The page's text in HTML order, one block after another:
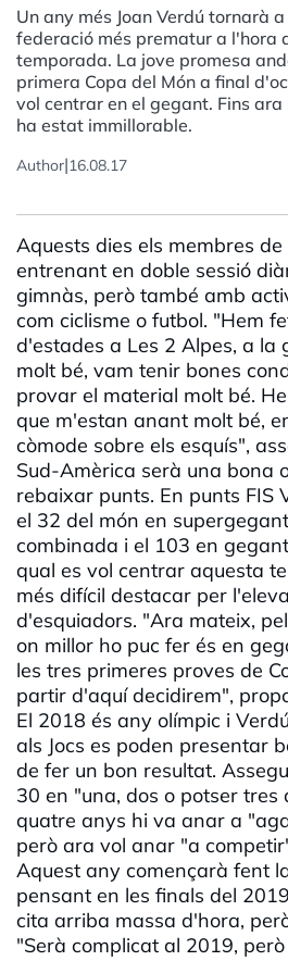
Un any més Joan Verdú tornarà
federació més prematur a l'hora
temporada. La jove promesa
primera Copa del Món a final
vol centrar en el gegant. Fins
ha estat immillorable.
Author|16.08.17
Aquests dies els membres
entrenant en doble sessió
gimnàs, però també amb
com ciclisme o futbol. "Hem
d'estades a Les 2 Alpes, a la
molt bé, vam tenir bones
provar el material molt bé.
que m'estan anant molt bé,
còmode sobre els esquís",
Sud-Amèrica serà una bona
rebaixar punts. En punts FIS
el 32 del món en
combinada i el 103 en
qual es vol centrar aquesta
més difícil destacar per
d'esquiadors. "Ara mateix,
on millor ho puc fer és en
les tres primeres proves de
partir d'aquí decidirem",
El 2018 és any olímpic i
als Jocs es poden presentar
de fer un bon resultat.
30 en "una, dos o potser tres
quatre anys hi va anar a
però ara vol anar "a
Aquest any començarà fent
pensant en les finals del
cita arriba massa d'hora,
"Serà complicat al 2019,